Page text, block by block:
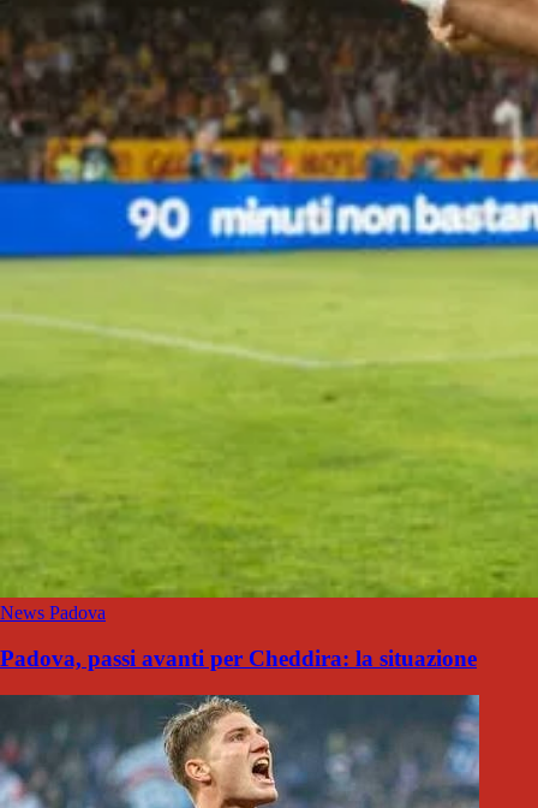
News Padova
Padova, passi avanti per Cheddira: la situazione